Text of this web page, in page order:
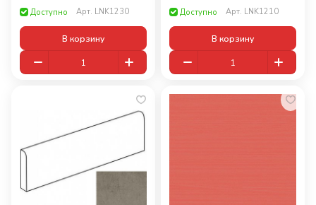
светлый 60x10,7
Доступно Арт. LNK1230
В корзину
бежевый 60x10,7
Доступно Арт. LNK1210
В корзину